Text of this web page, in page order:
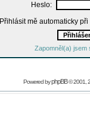
Heslo:
Přihlásit mě automaticky
Zapomněl(a) jsem
Powered byphpBB© 2001,